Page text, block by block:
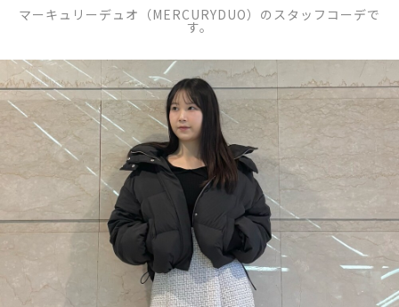
マーキュリーデュオ（MERCURYDUO）のスタッフコーデで
す。